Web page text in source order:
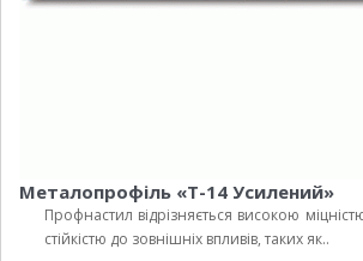
Металопрофіль «Т-14 Усилений»
Профнастил відрізняється високою
стійкістю до зовнішніх впливів, таких як..